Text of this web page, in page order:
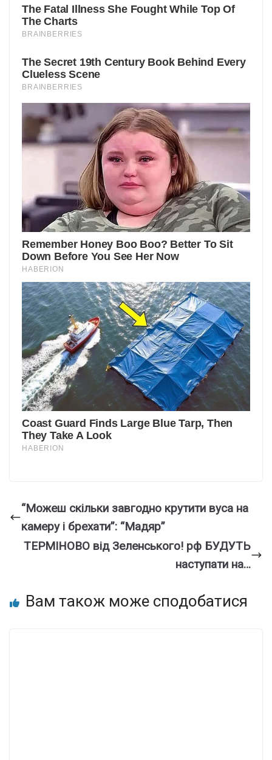
“Можеш скільки завгодно крутити вуса на
камеру і брехати”: “Мадяр”
ТЕРМІНОВО від Зеленського! рф БУДУТЬ
наступати на…
Вам також може сподобатися